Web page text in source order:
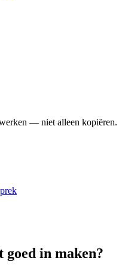
— niet alleen kopiëren.
goed in maken?